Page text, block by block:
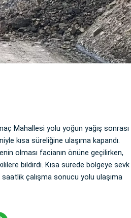
Mahallesi yolu yoğun yağış sonrası
kısa süreliğine ulaşıma kapandı.
olması facianın önüne geçilirken,
bildirdi. Kısa sürede bölgeye sevk
çalışma sonucu yolu ulaşıma